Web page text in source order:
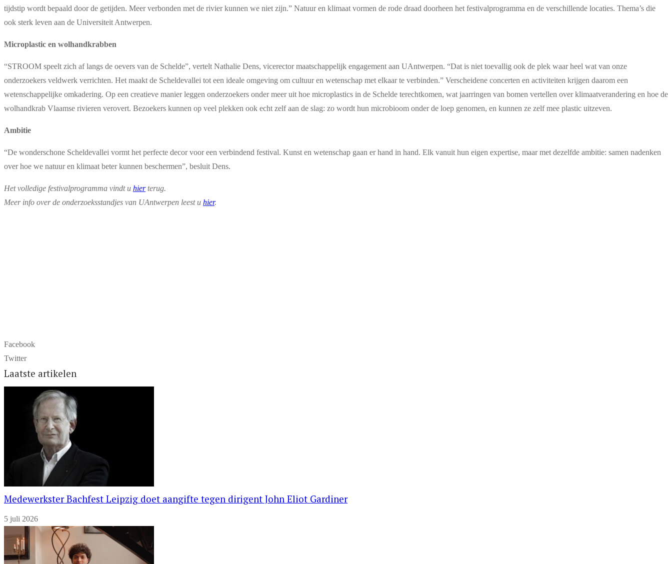
tijdstip wordt bepaald door de getijden. Meer verbonden met de rivier kunnen we niet zijn.” Natuur en klimaat vormen de rode draad doorheen het festivalprogramma en de verschillende locaties. Thema’s die
ook sterk leven aan de Universiteit Antwerpen.
Microplastic en wolhandkrabben
“STROOM speelt zich af langs de oevers van de Schelde”, vertelt Nathalie Dens, vicerector maatschappelijk engagement aan UAntwerpen. “Dat is niet toevallig ook de plek waar heel wat van onze
onderzoekers veldwerk verrichten. Het maakt de Scheldevallei tot een ideale omgeving om cultuur en wetenschap met elkaar te verbinden.” Verscheidene concerten en activiteiten krijgen daarom een
wetenschappelijke omkadering. Op een creatieve manier leggen onderzoekers onder meer uit hoe microplastics in de Schelde terechtkomen, wat jaarringen van bomen vertellen over klimaatverandering en hoe de
wolhandkrab Vlaamse rivieren verovert. Bezoekers kunnen op veel plekken ook echt zelf aan de slag: zo wordt hun microbioom onder de loep genomen, en kunnen ze zelf mee plastic uitzeven.
Ambitie
“De wonderschone Scheldevallei vormt het perfecte decor voor een verbindend festival. Kunst en wetenschap gaan er hand in hand. Elk vanuit hun eigen expertise, maar met dezelfde ambitie: samen nadenken
over hoe we natuur en klimaat beter kunnen beschermen”, besluit Dens.
Het volledige festivalprogramma vindt u hierterug.
Meer info over de onderzoeksstandjes van UAntwerpen leest u hier.
Facebook
Twitter
Laatste artikelen
Medewerkster Bachfest Leipzig doet aangifte tegen dirigent John Eliot Gardiner
5 juli 2026